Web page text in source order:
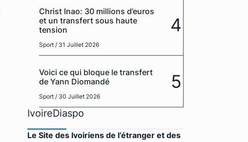
Christ Inao: 30 millions d’euros
et un transfert sous haute
tension
Sport / 31 Juillet 2026
4
Voici ce qui bloque le transfert
de Yann Diomandé
Sport / 30 Juillet 2026
5
IvoireDiaspo
Le Site des Ivoiriens de l’étranger et des